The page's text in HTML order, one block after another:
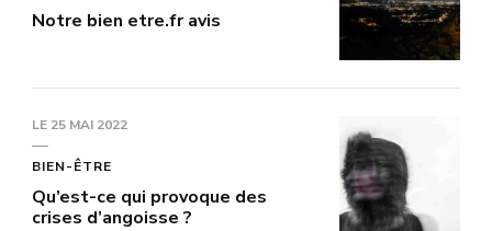
Notre bien etre.fr avis
LE 25 MAI 2022
BIEN-ÊTRE
Qu’est-ce qui provoque des
crises d’angoisse ?